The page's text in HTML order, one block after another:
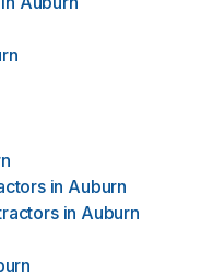
in Auburn
in Auburn